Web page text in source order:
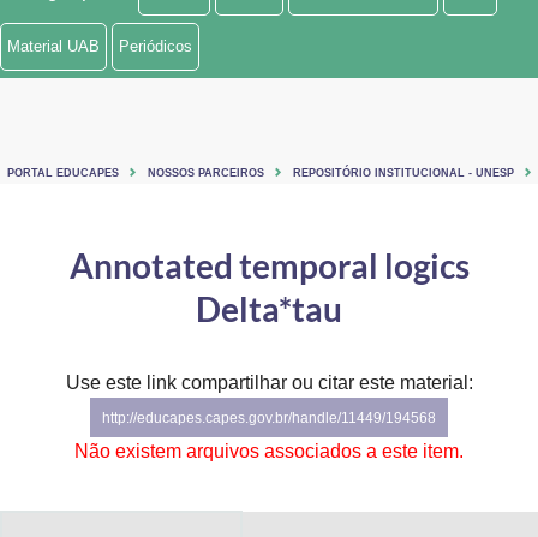
Ministério de Minas e Energia
Secretaria-Geral
Secretaria de Governo
Gabinete de Segurança Institucional
Material UAB Periódicos
PORTAL EDUCAPES NOSSOS PARCEIROS REPOSITÓRIO INSTITUCIONAL - UNESP
Annotated temporal logics
Delta*tau
Use este link compartilhar ou citar este material:
http://educapes.capes.gov.br/handle/11449/194568
Não existem arquivos associados a este item.